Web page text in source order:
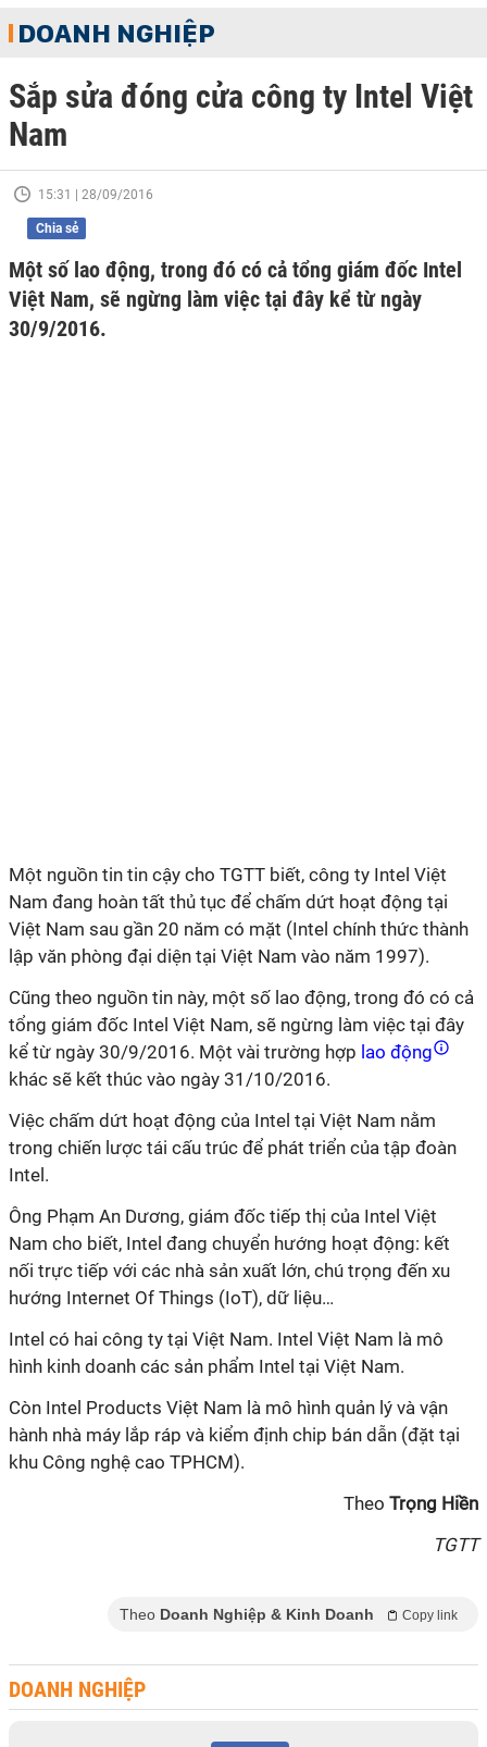
DOANH NGHIỆP
Sắp sửa đóng cửa công ty Intel Việt
Nam
15:31 | 28/09/2016
Chia sẻ
Một số lao động, trong đó có cả tổng giám đốc Intel
Việt Nam, sẽ ngừng làm việc tại đây kể từ ngày
30/9/2016.
Một nguồn tin tin cậy cho TGTT biết, công ty Intel Việt
Nam đang hoàn tất thủ tục để chấm dứt hoạt động tại
Việt Nam sau gần 20 năm có mặt (Intel chính thức thành
lập văn phòng đại diện tại Việt Nam vào năm 1997).
Cũng theo nguồn tin này, một số lao động, trong đó có cả
tổng giám đốc Intel Việt Nam, sẽ ngừng làm việc tại đây
kể từ ngày 30/9/2016. Một vài trường hợp lao động
khác sẽ kết thúc vào ngày 31/10/2016.
Việc chấm dứt hoạt động của Intel tại Việt Nam nằm
trong chiến lược tái cấu trúc để phát triển của tập đoàn
Intel.
Ông Phạm An Dương, giám đốc tiếp thị của Intel Việt
Nam cho biết, Intel đang chuyển hướng hoạt động: kết
nối trực tiếp với các nhà sản xuất lớn, chú trọng đến xu
hướng Internet Of Things (IoT), dữ liệu…
Intel có hai công ty tại Việt Nam. Intel Việt Nam là mô
hình kinh doanh các sản phẩm Intel tại Việt Nam.
Còn Intel Products Việt Nam là mô hình quản lý và vận
hành nhà máy lắp ráp và kiểm định chip bán dẫn (đặt tại
khu Công nghệ cao TPHCM).
Theo Trọng Hiền
TGTT
Theo Doanh Nghiệp & Kinh Doanh Copy link
DOANH NGHIỆP